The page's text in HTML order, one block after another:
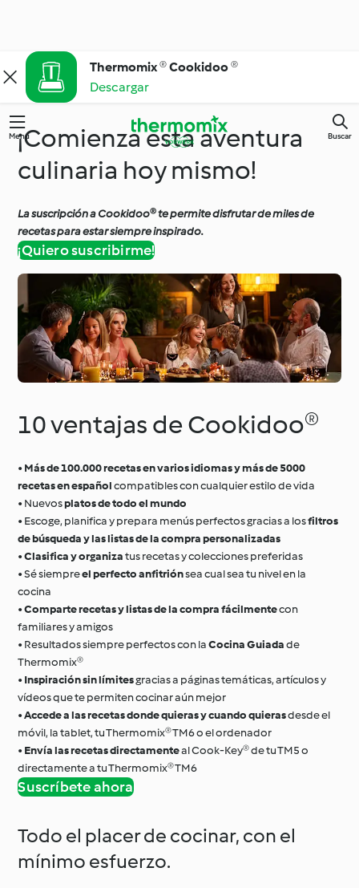
Thermomix ® Cookidoo ®
Descargar
Menú Buscar
¡Comienza esta aventura
culinaria hoy mismo!
La suscripción a Cookidoo® te permite disfrutar de miles de
recetas para estar siempre inspirado.
¡Quiero suscribirme!
10 ventajas de Cookidoo®
• Más de 100.000 recetas en varios idiomas y más de 5000
recetas en españolcompatibles con cualquier estilo de vida
• Nuevosplatos de todo el mundo
• Escoge, planifica y prepara menús perfectos gracias a losfiltros
de búsqueda y las listas de la compra personalizadas
•Clasifica y organizatus recetas y colecciones preferidas
• Sé siempreel perfecto anfitriónsea cual sea tu nivel en la
cocina
•Comparte recetas y listas de la compra fácilmentecon
familiares y amigos
• Resultados siempre perfectos con laCocina Guiadade
Thermomix®
• Inspiración sin límitesgracias a páginas temáticas, artículos y
vídeos que te permiten cocinar aún mejor
•Accede a las recetas donde quieras y cuando quierasdesde el
móvil, la tablet, tu Thermomix® TM6 o el ordenador
• Envía las recetas directamenteal Cook-Key® de tu TM5 o
directamente a tu Thermomix® TM6
Suscríbete ahora
Todo el placer de cocinar, con el
mínimo esfuerzo.